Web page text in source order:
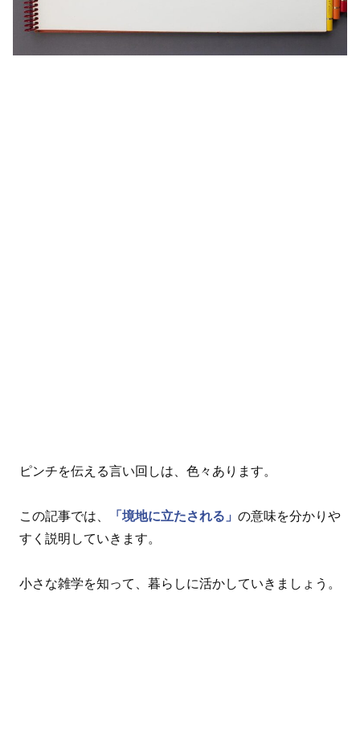
ピンチを伝える言い回しは、色々あります。
この記事では、 「境地に立たされる」 の意味を分かりや
すく説明していきます。
小さな雑学を知って、暮らしに活かしていきましょう。